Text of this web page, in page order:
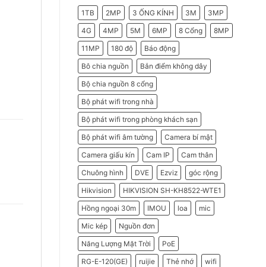
2026
Do
Doanh
Nghiệp
Nên
Chọn
Máy
Chấm
Công
Hikvision
1TB 2MP 3 ỐNG KÍNH 3M
3MP
4G
4MP 5M 6MP 8 Cổng
8MP
11MP
180 độ
Báo động
Bô chia nguồn
Bắn điểm không dây
Bộ chia nguồn 8 cổng
Bộ phát wifi trong nhà
Bộ phát wifi trong phòng khách sạn
Bộ phát wifi âm tường
Camera bí mật
Camera giấu kín
Cam IP
Cam thân
Chuông hình
DVE Ezviz
góc rộng
Hikvision
HIKVISION SH-KH8522-WTE1
Hồng ngoại 30m
IMOU loa
mic
Mic kép
Nguồn đơn
Năng Lượng Mặt Trời
PoE
RG-E-120(GE)
ruijie Thẻ nhớ
wifi